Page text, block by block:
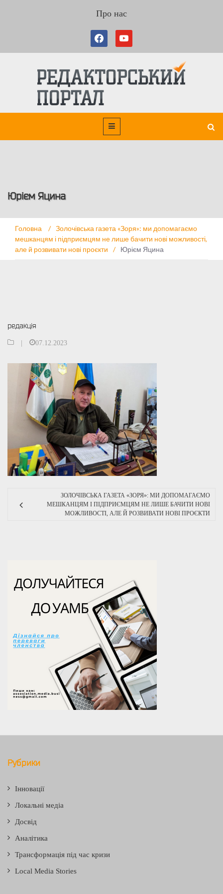
Про нас
Юрієм Яцина
Головна / Золочівська газета «Зоря»: ми допомагаємо
мешканцям і підприємцям не лише бачити нові можливості,
але й розвивати нові проєкти
/ Юрієм Яцина
редакція
07.12.2023
ЗОЛОЧІВСЬКА ГАЗЕТА «ЗОРЯ»: МИ ДОПОМАГАЄМО
МЕШКАНЦЯМ І ПІДПРИЄМЦЯМ НЕ ЛИШЕ БАЧИТИ НОВІ
МОЖЛИВОСТІ, АЛЕ Й РОЗВИВАТИ НОВІ ПРОЄКТИ
Рубрики
Інновації
Локальні медіа
Досвід
Аналітика
Трансформація під час кризи
Local Media Stories